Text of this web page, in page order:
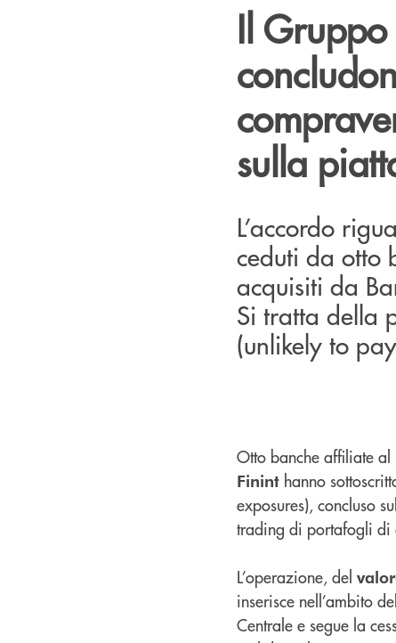
Il Gruppo
sulla
L’accordo
ceduti da otto
acquisiti da
Si tratta della
(unlikely to
Otto banche affiliate al
Finint hanno
exposures), concluso
trading di portafogli di
L’operazione, del
inserisce nell’ambito
Centrale e segue la